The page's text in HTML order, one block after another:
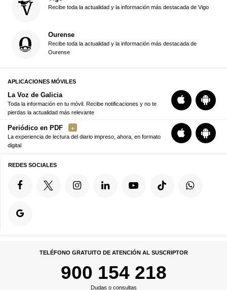
Recibe toda la actualidad y la información más destacada de Vigo
Ourense
Recibe toda la actualidad y la información más destacada de
Ourense
APLICACIONES MÓVILES
La Voz de Galicia
Toda la información en tu móvil. Recibe notificaciones y no te
pierdas la actualidad más relevante
Periódico en PDF
La experiencia de lectura del diario impreso, ahora, en formato
digital
REDES SOCIALES
TELÉFONO GRATUITO DE ATENCIÓN AL SUSCRIPTOR
900 154 218
Dudas o consultas